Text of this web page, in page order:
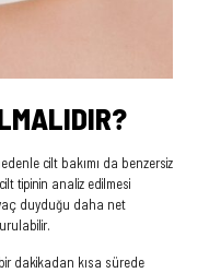
cilt bakımı da benzersiz
tipinin analiz edilmesi
duyduğu daha net
dakikadan kısa sürede